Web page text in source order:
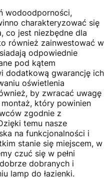
wodoodporności,
charakteryzować się
co jest niezbędne dla
również zainwestować w
odpowiednie
pod kątem
dodatkową gwarancję ich
oświetlenia
by zwracać uwagę
który powinien
zgodnie z
temu nasze
na funkcjonalności i
stanie się miejscem, w
czuć się w pełni
dobranych i
lamp do łazienki.